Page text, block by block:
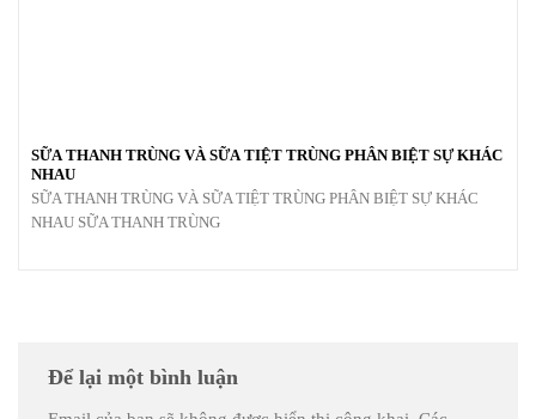
SỮA THANH TRÙNG VÀ SỮA TIỆT TRÙNG PHÂN BIỆT SỰ KHÁC
NHAU
SỮA THANH TRÙNG VÀ SỮA TIỆT TRÙNG PHÂN BIỆT SỰ KHÁC
NHAU SỮA THANH TRÙNG
Để lại một bình luận